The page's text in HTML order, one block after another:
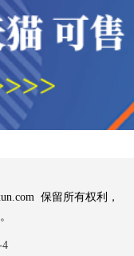
保留所有权利，
4